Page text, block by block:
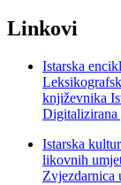
Linkovi
Istarska
književnika
Digitalizirana
Istarska
likovnih
Zvjezdarnica